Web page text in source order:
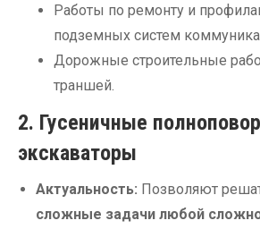
Работы по ремонту и
подземных систем
Дорожные строительные
траншей.
2. Гусеничные
экскаваторы
Актуальность: Позволяют
сложные задачи любой